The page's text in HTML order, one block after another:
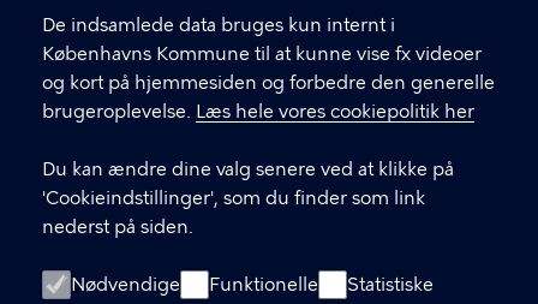
De indsamlede data bruges kun internt i
Københavns Kommune til at kunne vise fx videoer
og kort på hjemmesiden og forbedre den generelle
brugeroplevelse. Læs hele vores cookiepolitik her
Du kan ændre dine valg senere ved at klikke på
'Cookieindstillinger', som du finder som link
nederst på siden.
Nødvendige Funktionelle Statistiske
Københavns Kommune Nyropsgade 3, 1602
København V
LINKS
Om os